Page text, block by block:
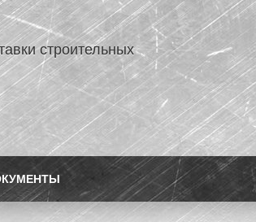
строительных